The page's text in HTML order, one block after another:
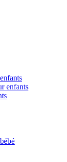
enfants